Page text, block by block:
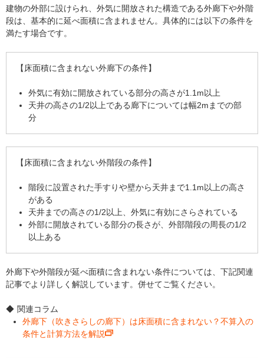
建物の外部に設けられ、外気に開放された構造である外廊下や外階
段は、基本的に延べ面積に含まれません。具体的には以下の条件を
満たす場合です。
【床面積に含まれない外廊下の条件】
外気に有効に開放されている部分の高さが1.1m以上
天井の高さの1/2以上である廊下については幅2mまでの部
分
【床面積に含まれない外階段の条件】
階段に設置された手すりや壁から天井まで1.1m以上の高さ
がある
天井までの高さの1/2以上、外気に有効にさらされている
外部に開放されている部分の長さが、外部階段の周長の1/2
以上ある
外廊下や外階段が延べ面積に含まれない条件については、下記関連
記事でより詳しく解説しています。併せてご覧ください。
関連コラム
外廊下（吹きさらしの廊下）は床面積に含まれない？不算入の
条件と計算方法を解説